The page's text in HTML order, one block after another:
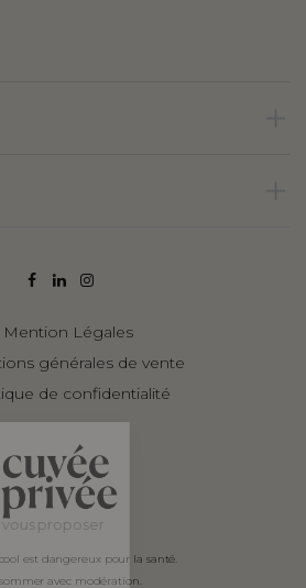
Mention Légales
générales de vente
de confidentialité
est dangereux pour la santé.
avec modération.
utilisons des outils pour vous proposer
confidentialité